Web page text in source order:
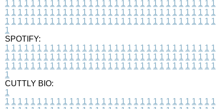
1 1 1 1 1 1 1 1 1 1 1 1 1 1 1 1 1 1 1 1 1 1 1 1 1 1 1 1 1 1 1 1 1
1 1 1 1 1 1 1 1 1 1 1 1 1 1 1 1 1 1 1 1 1 1 1 1 1 1 1 1 1 1 1 1 1
1 1 1 1 1 1 1 1 1 1 1 1 1 1 1 1 1 1 1 1 1 1 1 1 1 1 1 1 1 1 1 1 1
1
SPOTIFY:
1 1 1 1 1 1 1 1 1 1 1 1 1 1 1 1 1 1 1 1 1 1 1 1 1 1 1 1 1 1 1 1 1
1 1 1 1 1 1 1 1 1 1 1 1 1 1 1 1 1 1 1 1 1 1 1 1 1 1 1 1 1 1 1 1 1
1 1 1 1 1 1 1 1 1 1 1 1 1 1 1 1 1 1 1 1 1 1 1 1 1 1 1 1 1 1 1 1 1
1
CUTTLY BIO:
1
1 1 1 1 1 1 1 1 1 1 1 1 1 1 1 1 1 1 1 1 1 1 1 1 1 1 1 1 1 1 1 1 1